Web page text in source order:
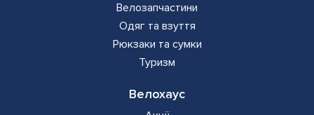
Велозапчастини
Одяг та взуття
Рюкзаки та сумки
Туризм
Велохаус